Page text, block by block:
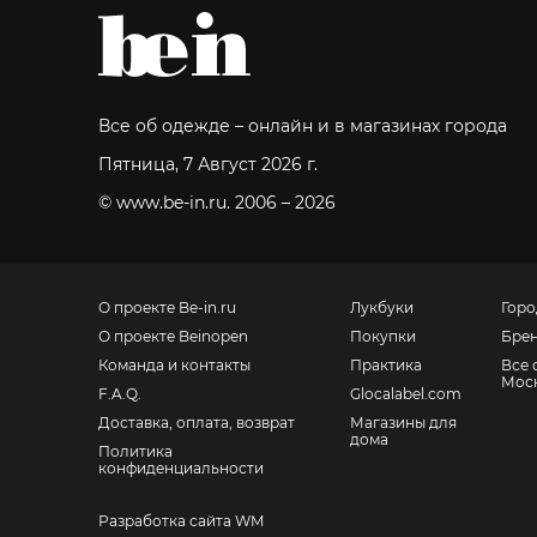
Все об одежде – онлайн и в магазинах города
Пятница, 7 Август 2026 г.
© www.be-in.ru. 2006 – 2026
О проекте Be-in.ru
О проекте Beinopen
Команда и контакты
F.A.Q.
Доставка, оплата, возврат
Политика
конфиденциальности
Лукбуки
Покупки
Практика
Glocalabel.com
Магазины для
дома
Все
Разработка сайта WM